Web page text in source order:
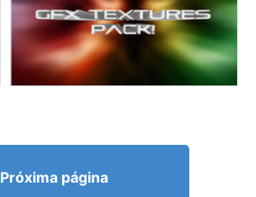
Próxima página